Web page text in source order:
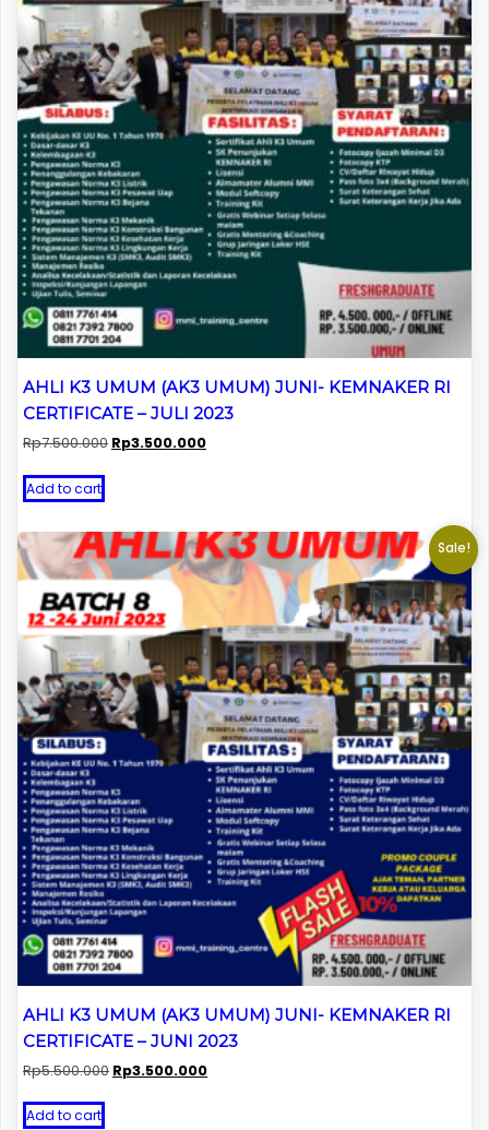
AHLI K3 UMUM (AK3 UMUM) JUNI- KEMNAKER RI
CERTIFICATE – JULI 2023
Rp7.500.000 Original
Rp3.500.000Current
Add to cart
Sale!
AHLI K3 UMUM (AK3 UMUM) JUNI- KEMNAKER RI
CERTIFICATE – JUNI 2023
Rp5.500.000 Original
Rp3.500.000Current
Add to cart